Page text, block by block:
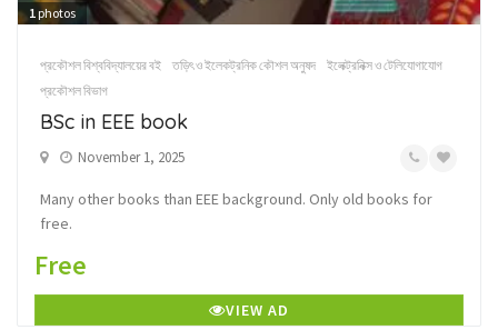
1 photos
প্রকৌশল বিশ্ববিদ্যালয়ের বই তড়িৎ ও ইলেকট্রনিক কৌশল অনুষদ
ইলেক্ট্রনিক্স ও টেলিযোগাযোগ
প্রকৌশল বিভাগ
BSc in EEE book
November 1, 2025
Many other books than EEE background. Only old books for
free.
Free
VIEW AD